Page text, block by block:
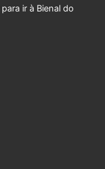
ir à Bienal do